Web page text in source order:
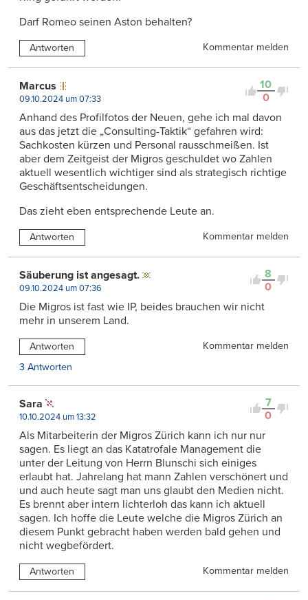
Darf Romeo seinen Aston behalten?
Antworten Kommentar melden
10
0
Marcus
09.10.2024 um 07:33
Anhand des Profilfotos der Neuen, gehe ich mal davon
aus das jetzt die „Consulting-Taktik“ gefahren wird:
Sachkosten kürzen und Personal rausschmeißen. Ist
aber dem Zeitgeist der Migros geschuldet wo Zahlen
aktuell wesentlich wichtiger sind als strategisch richtige
Geschäftsentscheidungen.
Das zieht eben entsprechende Leute an.
Antworten Kommentar melden
8
0
Säuberung ist angesagt.
09.10.2024 um 07:36
Die Migros ist fast wie IP, beides brauchen wir nicht
mehr in unserem Land.
Antworten
Kommentar melden
3 Antworten
7
0
Sara
10.10.2024 um 13:32
Als Mitarbeiterin der Migros Zürich kann ich nur nur
sagen. Es liegt an das Katatrofale Management die
unter der Leitung von Herrn Blunschi sich einiges
erlaubt hat. Jahrelang hat mann Zahlen verschönert und
und auch heute sagt man uns glaubt den Medien nicht.
Es brennt aber intern lichterloh das kann ich aktuell
sagen. Ich hoffe die Leute welche die Migros Zürich an
diesem Punkt gebracht haben werden bald gehen und
nicht wegbefördert.
Antworten Kommentar melden